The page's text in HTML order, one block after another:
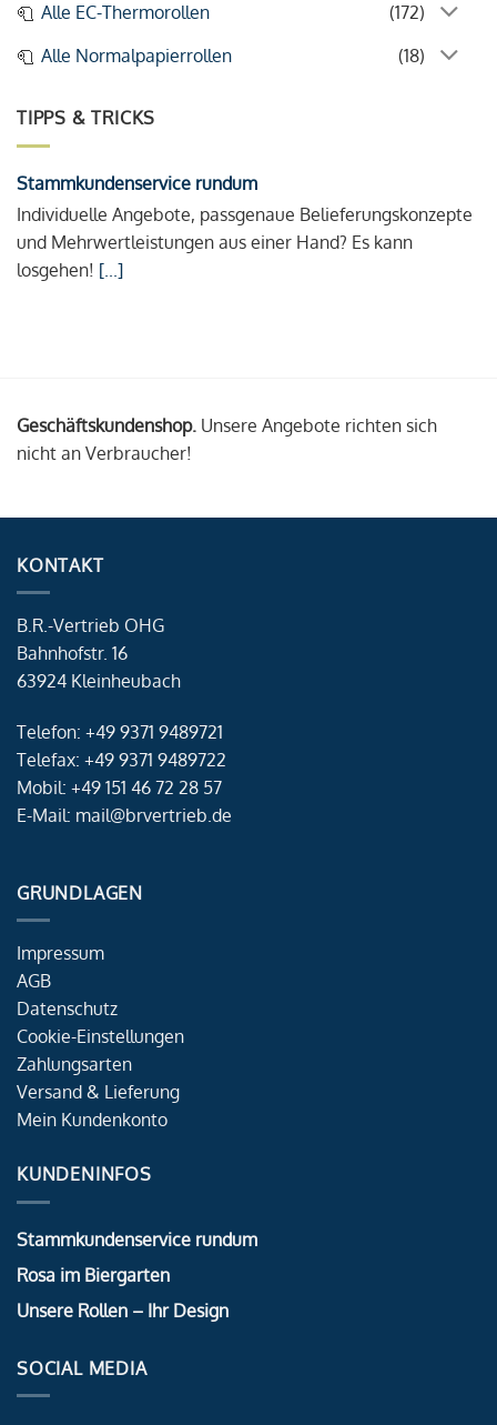
Alle EC-Thermorollen
(172)
Alle Normalpapierrollen
(18)
TIPPS & TRICKS
Stammkundenservice rundum
Individuelle Angebote, passgenaue Belieferungskonzepte
und Mehrwertleistungen aus einer Hand? Es kann
losgehen! [...]
Geschäftskundenshop. Unsere Angebote richten sich
nicht an Verbraucher!
KONTAKT
B.R.-Vertrieb OHG
Bahnhofstr. 16
63924 Kleinheubach
Telefon: +49 9371 9489721
Telefax: +49 9371 9489722
Mobil: +49 151 46 72 28 57
E-Mail: mail@brvertrieb.de
GRUNDLAGEN
Impressum
AGB
Datenschutz
Cookie-Einstellungen
Zahlungsarten
Versand & Lieferung
Mein Kundenkonto
KUNDENINFOS
Stammkundenservice rundum
Rosa im Biergarten
Unsere Rollen – Ihr Design
SOCIAL MEDIA